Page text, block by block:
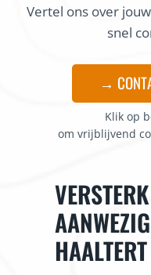
Vertel ons over
snel
→
Klik op
om vrijblijvend
HAALTERT